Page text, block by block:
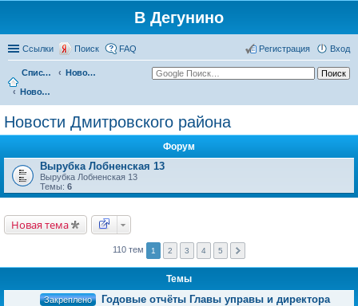
В Дегунино
Ссылки Поиск FAQ Вход
Регистрация
Список форумов
Новости
Новости Дмитровского района
Новости Дмитровского района
Форум
Вырубка Лобненская 13
Вырубка Лобненская 13
Темы: 6
Новая тема
110 тем 1 2 3 4 5
Темы
Закреплено
Годовые отчёты Главы управы и директора